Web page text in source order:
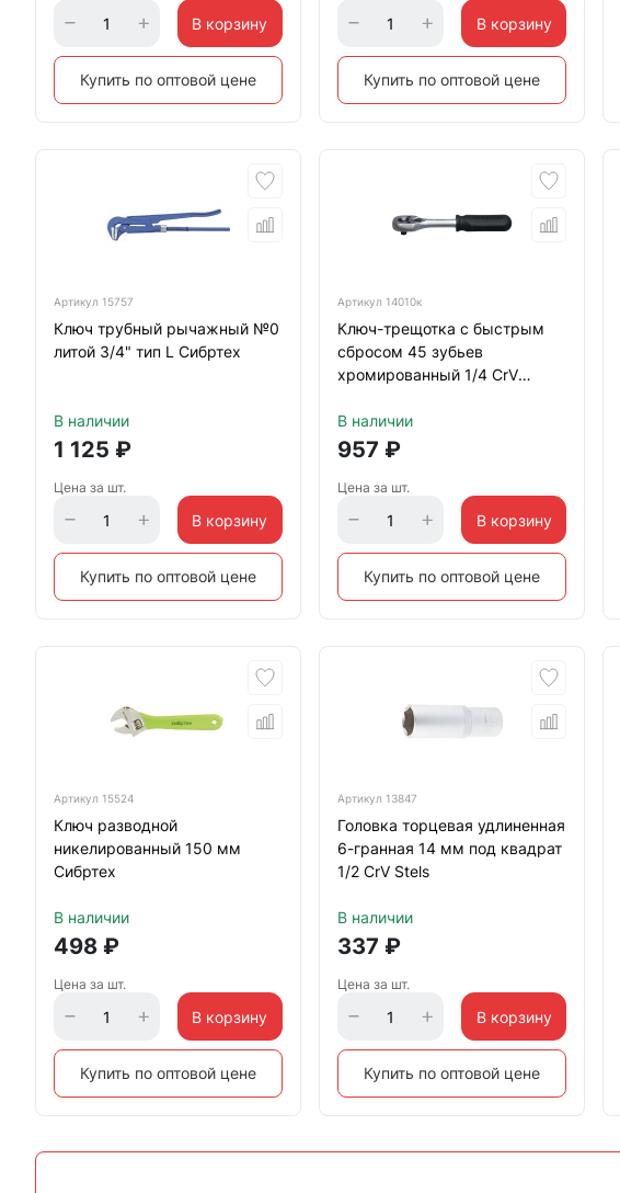
В корзину
Купить по оптовой цене
В корзину
Купить по оптовой цене
Артикул 15757
Ключ трубный рычажный №0
литой 3/4" тип L Сибртех
В наличии
1 125 ₽
Цена за шт.
В корзину
Купить по оптовой цене
Артикул14010к
Ключ-трещотка с быстрым
сбросом 45 зубьев
хромированный 1/4 CrV
В наличии
957 ₽
Цена за шт.
В корзину
Купить по оптовой цене
Артикул 15524
Ключ разводной
никелированный 150 мм
Сибртех
В наличии
498 ₽
Цена за шт.
В корзину
Купить по оптовой цене
Артикул13847
Головка торцевая удлиненная
6-гранная 14 мм под квадрат
1/2 CrV Stels
В наличии
337 ₽
Цена за шт.
В корзину
Купить по оптовой цене